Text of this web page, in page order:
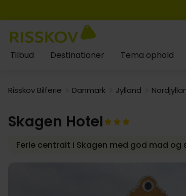
Tilbud Destinationer Tema ophold
Risskov Bilferie Danmark Jylland
Skagen Hotel
Ferie centralt i Skagen med god mad